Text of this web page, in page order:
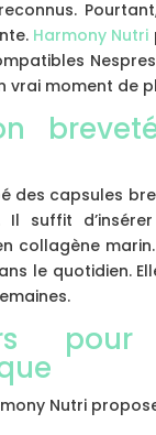
Harmony Nutri
vrai moment de
des capsules
Il suffit
collagène
le quotidien.
pour
Nutri